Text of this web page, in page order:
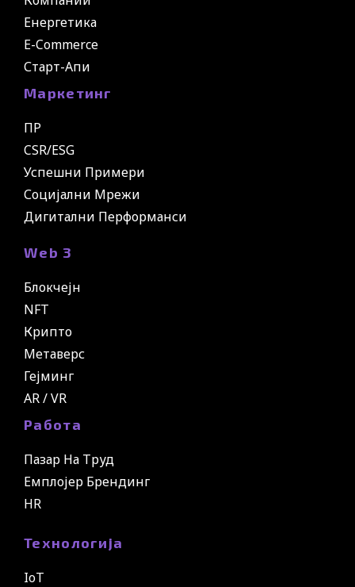
Енергетика
E-Commerce
Старт-Апи
Маркетинг
ПР
CSR/ESG
Успешни Примери
Социјални Мрежи
Дигитални Перформанси
Web 3
Блокчејн
NFT
Крипто
Метаверс
Гејминг
AR / VR
Работа
Пазар На Труд
Емплојер Брендинг
HR
Технологија
IoT